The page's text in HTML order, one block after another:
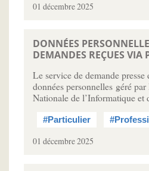
01 décembre 2025
DONNÉES
DEMANDES REÇUES VIA
Le service de demande presse
données personnelles géré
Nationale de l’Informatique et
#Particulier
01 décembre 2025